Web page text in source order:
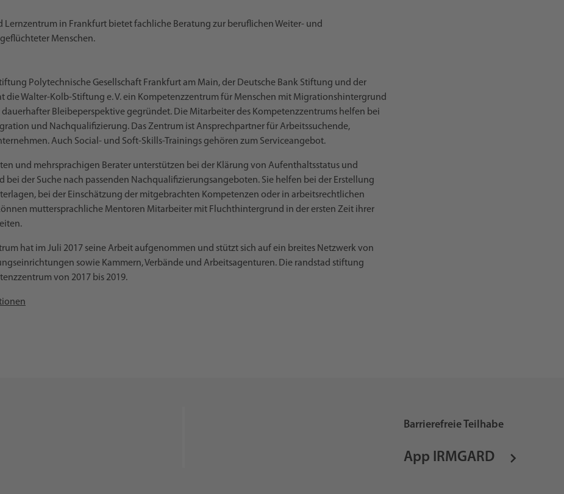
Lernzentrum in Frankfurt bietet fachliche Beratung zur beruflichen Weiter- und
Menschen.
Polytechnische Gesellschaft Frankfurt am Main, der Deutsche Bank Stiftung und der
die Walter-Kolb-Stiftung e. V. ein Kompetenzzentrum für Menschen mit Migrationshintergrund
Bleibeperspektive gegründet. Die Mitarbeiter des Kompetenzzentrums helfen bei
und Nachqualifizierung. Das Zentrum ist Ansprechpartner für Arbeitssuchende,
Auch Social- und Soft-Skills-Trainings gehören zum Serviceangebot.
und mehrsprachigen Berater unterstützen bei der Klärung von Aufenthaltsstatus und
bei der Suche nach passenden Nachqualifizierungsangeboten. Sie helfen bei der Erstellung
bei der Einschätzung der mitgebrachten Kompetenzen oder in arbeitsrechtlichen
muttersprachliche Mentoren Mitarbeiter mit Fluchthintergrund in der ersten Zeit ihrer
hat im Juli 2017 seine Arbeit aufgenommen und stützt sich auf ein breites Netzwerk von
sowie Kammern, Verbände und Arbeitsagenturen. Die randstad stiftung
von 2017 bis 2019.
Barrierefreie Teilhabe
App IRMGARD